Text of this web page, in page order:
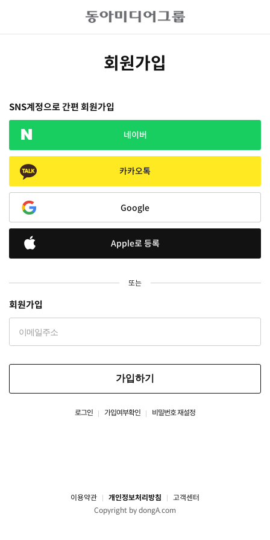
회원가입
SNS계정으로 간편 회원가입
네이버
카카오톡
Google
Apple로 등록
또는
회원가입
가입하기
로그인 가입여부확인 비밀번호 재설정
이용약관 개인정보처리방침
고객센터
Copyright by dongA.com